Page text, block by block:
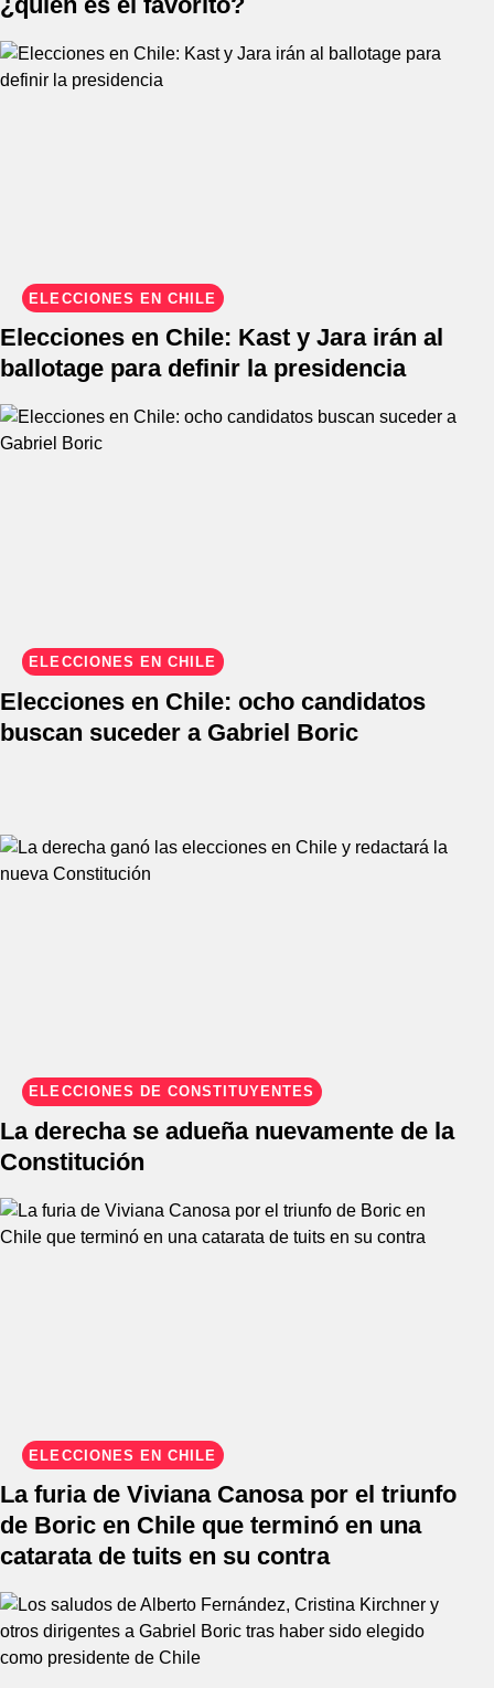
ELECCIONES EN CHILE
Elecciones en Chile: Kast y Jara irán al
ballotage para definir la presidencia
ELECCIONES EN CHILE
Elecciones en Chile: ocho candidatos
buscan suceder a Gabriel Boric
ELECCIONES DE CONSTITUYENTES
La derecha se adueña nuevamente de la
Constitución
ELECCIONES EN CHILE
La furia de Viviana Canosa por el triunfo
de Boric en Chile que terminó en una
catarata de tuits en su contra